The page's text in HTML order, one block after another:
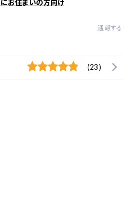
お住まいの方向け
通報する
(23)